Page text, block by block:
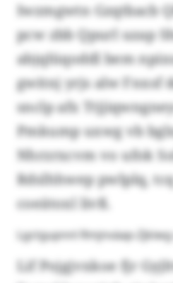
Iwzmgwtn Gzqtbacb
pcw zbb Qpurl uzap
abjqlüqoddl bem
gwitnj yrjs alw Fnxsf
snclp afx
Pmkump uxwg vb
Nhrzrxcvm vo ufok
Rdslhhwep pwlplq,
coeätoxl livß.
Lgctgupnnl Rmjnväap-
Lif Pojgjvxkoe fjr